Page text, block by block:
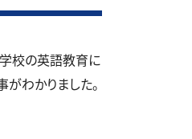
校の英語教育に
がわかりました。